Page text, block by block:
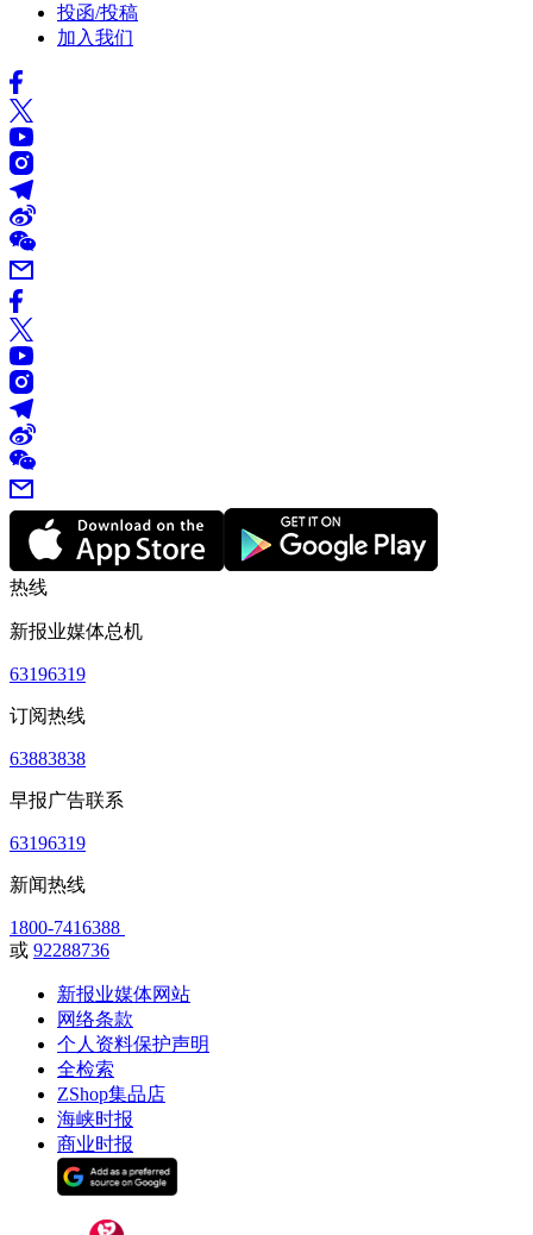
投函/投稿
加入我们
热线
新报业媒体总机
63196319
订阅热线
63883838
早报广告联系
63196319
新闻热线
1800-7416388
或 92288736
新报业媒体网站
网络条款
个人资料保护声明
全检索
ZShop集品店
海峡时报
商业时报